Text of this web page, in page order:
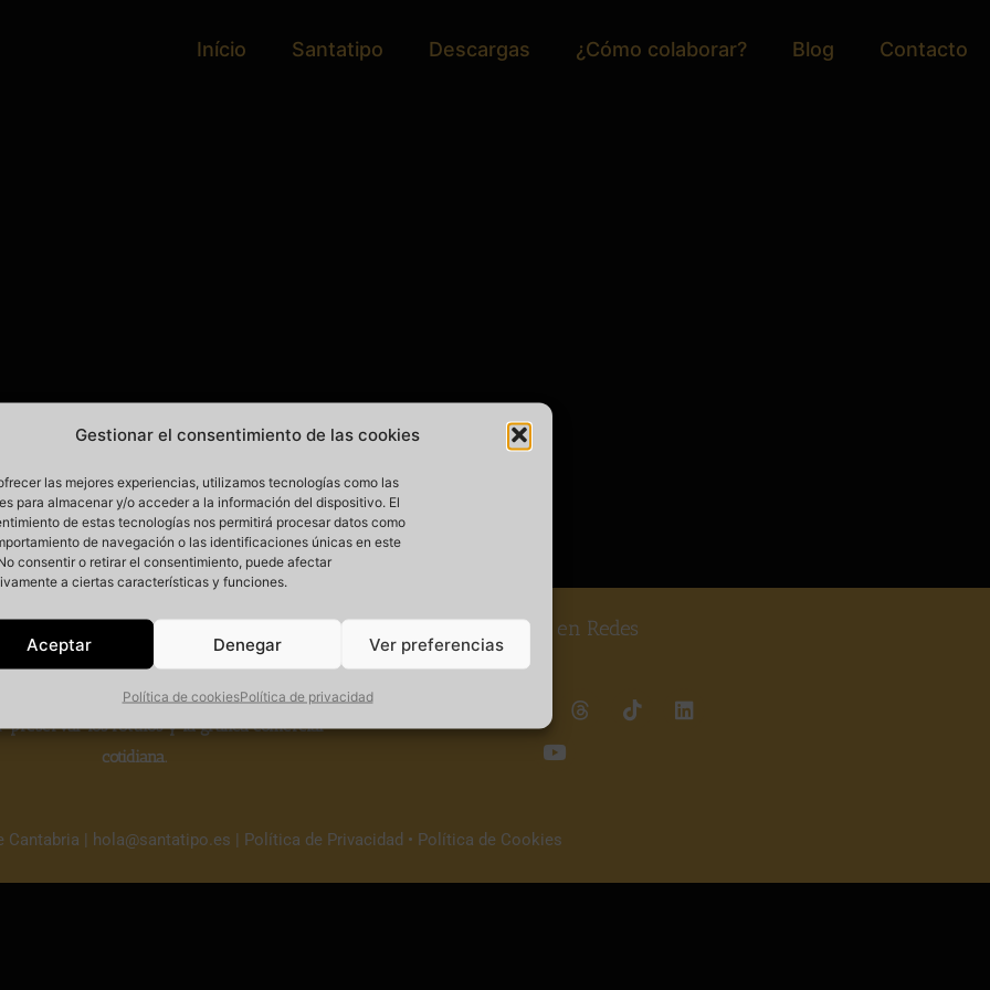
Gestionar el consentimiento de las cookies
las mejores experiencias, utilizamos tecnologías como las
para almacenar y/o acceder a la información del dispositivo. El
de estas tecnologías nos permitirá procesar datos como
de navegación o las identificaciones únicas en este
consentir o retirar el consentimiento, puede afectar
a ciertas características y funciones.
Aceptar Denegar Ver preferencias
Política de cookiesPolítica de privacidad
Início Santatipo Descargas ¿Cómo colaborar? Blog Contacto
proyecto cultural sin ánimo de lucro que
preservar los rótulos y la gráfica comercial
cotidiana.
Siguenos en Redes
Cantabria | hola@santatipo.es | Política de Privacidad • Política de Cookies